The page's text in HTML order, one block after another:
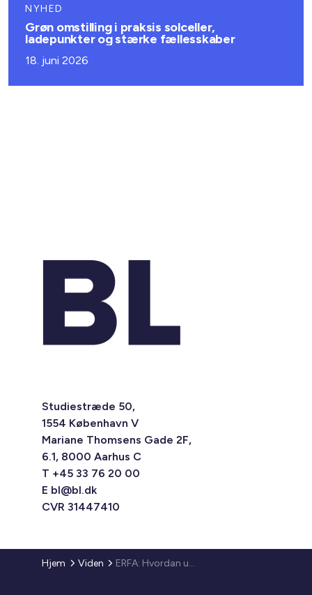
NYHED
Grøn omstilling i praksis solceller,
ladepunkter og stærke fællesskaber
18. juni 2026
Studiestræde 50,
1554 København V
Mariane Thomsens Gade 2F,
6.1, 8000 Aarhus C
T +45 33 76 20 00
E bl@bl.dk
CVR 31447410
Hjem Viden ERFA: Hvordan undgår vi byggeskader, og hvordan håndterer driften dem?